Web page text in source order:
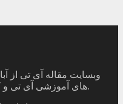
های آموزشی آی تی و کامپیوتر شروع به فعالیت کرده است.